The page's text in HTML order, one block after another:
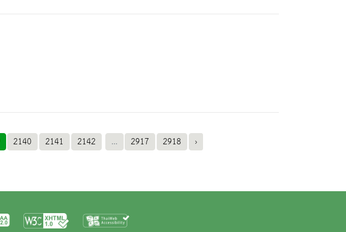
2140 2141 2142 ... 2917 2918 ›